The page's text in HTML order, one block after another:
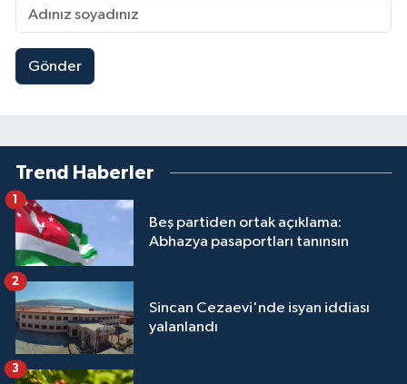
Gönder
Trend Haberler
Beş partiden ortak açıklama:
Abhazya pasaportları tanınsın
1
Sincan Cezaevi'nde isyan iddiası
yalanlandı
2
3